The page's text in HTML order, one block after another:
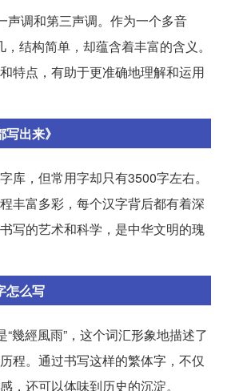
声调和第三声调。作为一个多音
结构简单，却蕴含着丰富的含义。
特点，有助于更准确地理解和运用
写出来》
库，但常用字却只有3500字左右。
丰富多彩，每个汉字背后都有着深
写的艺术和科学，是中华文明的瑰
怎么写
“幾經風雨”，这个词汇形象地描述了
程。通过书写这样的繁体字，不仅
，还可以体味到历史的沉淀。